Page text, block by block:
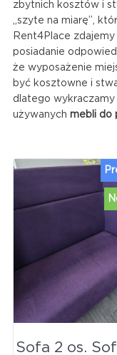
zbytnich kosztów i
„szyte na miarę”,
Rent4Place
posiadanie
że wyposażenie
być kosztowne i
dlatego
używanych mebli do
Sofa 2 os.